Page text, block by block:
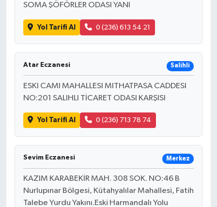
SOMA ŞÖFÖRLER ODASI YANI
Yol Tarifi Al 0 (236) 613 54 21
Atar Eczanesi Salihli
ESKI CAMI MAHALLESI MITHATPASA CADDESI
NO:201 SALIHLI TİCARET ODASI KARŞISI
Yol Tarifi Al 0 (236) 713 78 74
Sevim Eczanesi Merkez
KAZIM KARABEKİR MAH. 308 SOK. NO:46 B
Nurlupınar Bölgesi, Kütahyalılar Mahallesi, Fatih
Talebe Yurdu Yakını.Eski Harmandalı Yolu